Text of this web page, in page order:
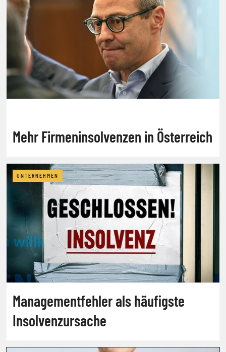
Mehr Firmeninsolvenzen in Österreich
UNTERNEHMEN
Managementfehler als häufigste
Insolvenzursache